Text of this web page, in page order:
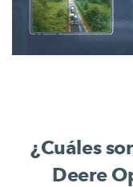
¿Cuáles
Deere